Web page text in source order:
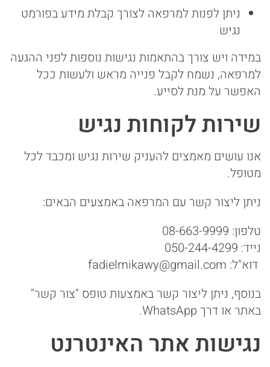
ניתן לפנות למרפאה לצורך קבלת מידע בפורמט
נגיש
במידה ויש צורך בהתאמות נגישות נוספות לפני ההגעה
למרפאה, נשמח לקבל פנייה מראש ולעשות ככל
האפשר על מנת לסייע.
שירות לקוחות נגיש
אנו עושים מאמצים להעניק שירות נגיש ומכבד לכל
מטופל.
ניתן ליצור קשר עם המרפאה באמצעים הבאים:
טלפון: 08-663-9999
נייד: 050-244-4299
דוא"ל: fadielmikawy@gmail.com
בנוסף, ניתן ליצור קשר באמצעות טופס "צור קשר"
באתר או דרך WhatsApp.
נגישות אתר האינטרנט